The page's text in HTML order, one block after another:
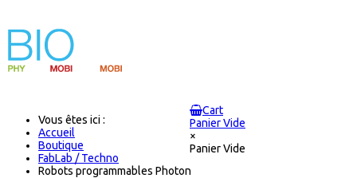
Cart
Panier Vide
×
Panier Vide
Vous êtes ici :
Accueil
Boutique
FabLab / Techno
Robots programmables Photon